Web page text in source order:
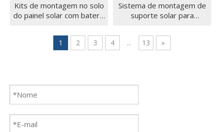
Kits de montagem no solo
do painel solar com bateria
estrutura solar de
estacionamento de carro
Sistema de montagem de
suporte solar para
em telhado de telha
1 2 3 4 ... 13 »